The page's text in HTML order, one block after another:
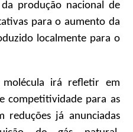
produção nacional de
para o aumento da
localmente para o
irá refletir em
competitividade para as
reduções já anunciadas